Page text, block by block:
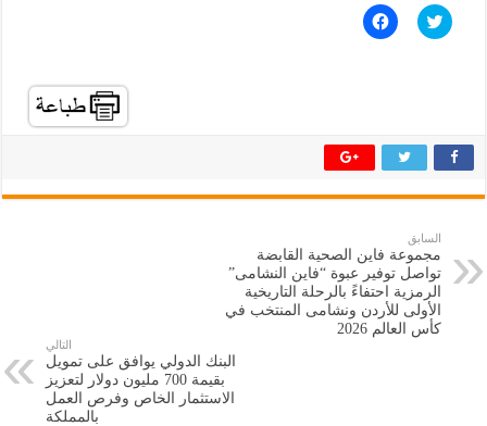
ا
ض
ر
ة
ل
ت
و
ي
ت
ر
(
ف
ت
ح
ا
ن
ر
ة
ل
س
ب
و
ك
(
ف
السابق
مجموعة فاين الصحية القابضة
تواصل توفير عبوة “فاين النشامى”
الرمزية احتفاءً بالرحلة التاريخية
الأولى للأردن ونشامى المنتخب في
كأس العالم 2026
التالي
البنك الدولي يوافق على تمويل
بقيمة 700 مليون دولار لتعزيز
الاستثمار الخاص وفرص العمل
بالمملكة